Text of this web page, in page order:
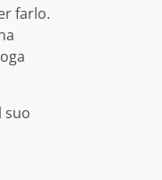
farlo.
suo